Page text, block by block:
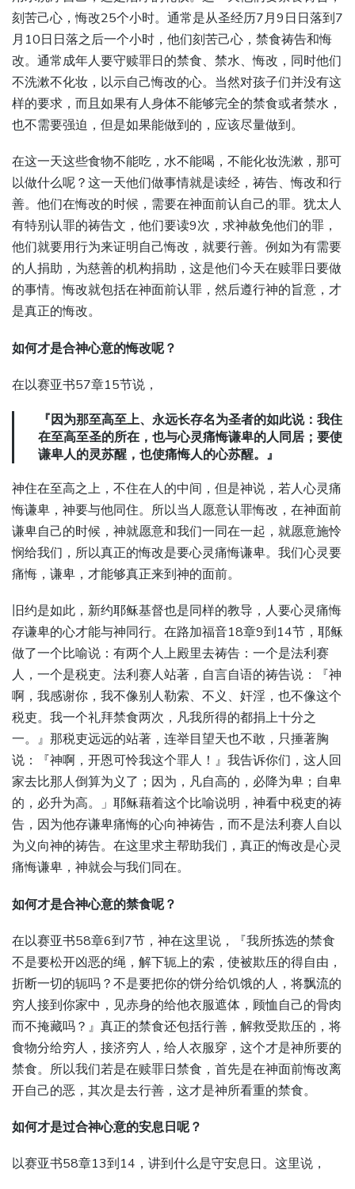
刻苦己心，悔改25个小时。通常是从圣经历7月9日日落到7
月10日日落之后一个小时，他们刻苦己心，禁食祷告和悔
改。通常成年人要守赎罪日的禁食、禁水、悔改，同时他们
不洗漱不化妆，以示自己悔改的心。当然对孩子们并没有这
样的要求，而且如果有人身体不能够完全的禁食或者禁水，
也不需要强迫，但是如果能做到的，应该尽量做到。
在这一天这些食物不能吃，水不能喝，不能化妆洗漱，那可
以做什么呢？这一天他们做事情就是读经，祷告、悔改和行
善。他们在悔改的时候，需要在神面前认自己的罪。犹太人
有特别认罪的祷告文，他们要读9次，求神赦免他们的罪，
他们就要用行为来证明自己悔改，就要行善。例如为有需要
的人捐助，为慈善的机构捐助，这是他们今天在赎罪日要做
的事情。悔改就包括在神面前认罪，然后遵行神的旨意，才
是真正的悔改。
如何才是合神心意的悔改呢？
在以赛亚书57章15节说，
『因为那至高至上、永远长存名为圣者的如此说：我住
在至高至圣的所在，也与心灵痛悔谦卑的人同居；要使
谦卑人的灵苏醒，也使痛悔人的心苏醒。』
神住在至高之上，不住在人的中间，但是神说，若人心灵痛
悔谦卑，神要与他同住。所以当人愿意认罪悔改，在神面前
谦卑自己的时候，神就愿意和我们一同在一起，就愿意施怜
悯给我们，所以真正的悔改是要心灵痛悔谦卑。我们心灵要
痛悔，谦卑，才能够真正来到神的面前。
旧约是如此，新约耶稣基督也是同样的教导，人要心灵痛悔
存谦卑的心才能与神同行。在路加福音18章9到14节，耶稣
做了一个比喻说：有两个人上殿里去祷告：一个是法利赛
人，一个是税吏。法利赛人站著，自言自语的祷告说：『神
啊，我感谢你，我不像别人勒索、不义、奸淫，也不像这个
税吏。我一个礼拜禁食两次，凡我所得的都捐上十分之
一。』那税吏远远的站著，连举目望天也不敢，只捶著胸
说：『神啊，开恩可怜我这个罪人！』我告诉你们，这人回
家去比那人倒算为义了；因为，凡自高的，必降为卑；自卑
的，必升为高。」耶稣藉着这个比喻说明，神看中税吏的祷
告，因为他存谦卑痛悔的心向神祷告，而不是法利赛人自以
为义向神的祷告。在这里求主帮助我们，真正的悔改是心灵
痛悔谦卑，神就会与我们同在。
如何才是合神心意的禁食呢？
在以赛亚书58章6到7节，神在这里说，『我所拣选的禁食
不是要松开凶恶的绳，解下轭上的索，使被欺压的得自由，
折断一切的轭吗？不是要把你的饼分给饥饿的人，将飘流的
穷人接到你家中，见赤身的给他衣服遮体，顾恤自己的骨肉
而不掩藏吗？』真正的禁食还包括行善，解救受欺压的，将
食物分给穷人，接济穷人，给人衣服穿，这个才是神所要的
禁食。所以我们若是在赎罪日禁食，首先是在神面前悔改离
开自己的恶，其次是去行善，这才是神所看重的禁食。
如何才是过合神心意的安息日呢？
以赛亚书58章13到14，讲到什么是守安息日。这里说，